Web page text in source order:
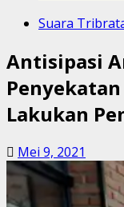
Suara
Antisipasi
Lakukan
Mei 9, 2021